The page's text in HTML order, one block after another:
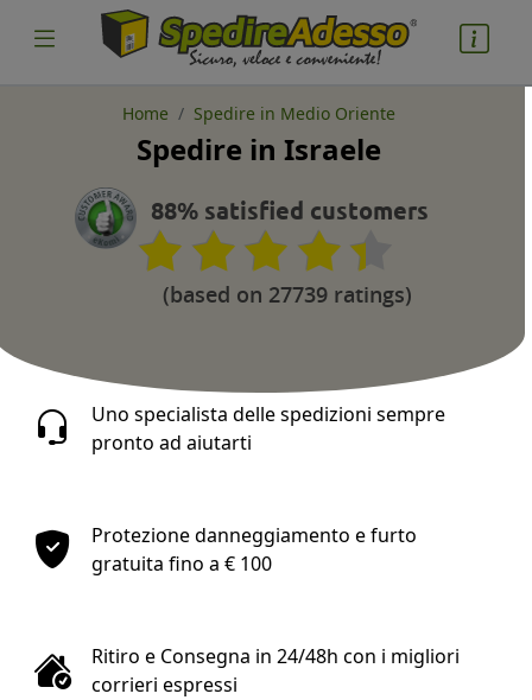
cosa spedire
Pacco
Nazione partenza
Nazione arrivo
quantità
1
kg
Home Spedire in Medio Oriente
Spedire in Israele
88% satisfied customers
(based on 27739 ratings)
Uno specialista delle spedizioni sempre
pronto ad aiutarti
Protezione danneggiamento e furto
gratuita fino a € 100
Ritiro e Consegna in 24/48h con i migliori
corrieri espressi